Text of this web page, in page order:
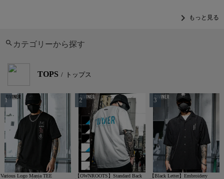
chevron_right もっと見る
カテゴリーから探す
TOPS トップス
Various Logo Mania TEE
【OWNROOTS】Standard Back
【Black Letter】Embroidery